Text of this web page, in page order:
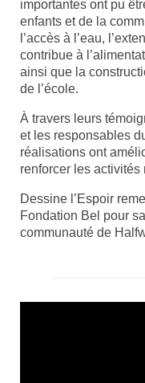
importantes ont pu
enfants et de la
l’accès à l’eau,
contribue à
ainsi que la
de l’école.
À travers leurs
et les responsables
réalisations ont
renforcer les
Dessine l’Espoir
Fondation Bel pour
communauté de